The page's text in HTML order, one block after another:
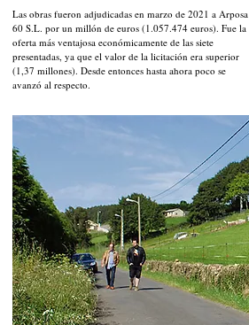
Las obras fueron adjudicadas en marzo de 2021 a Arposa
60 S.L. por un millón de euros (1.057.474 euros). Fue la
oferta más ventajosa económicamente de las siete
presentadas, ya que el valor de la licitación era superior
(1,37 millones). Desde entonces hasta ahora poco se
avanzó al respecto.